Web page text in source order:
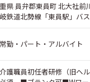
県 員弁郡東員町 北大社前
鉄道北勢線「東員駅」バ
勤・パート・アルバイト
護職員初任者研修（旧ヘ